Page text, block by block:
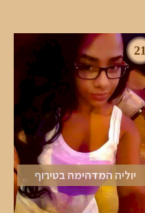
21
יוליה המדהימה בטירוף